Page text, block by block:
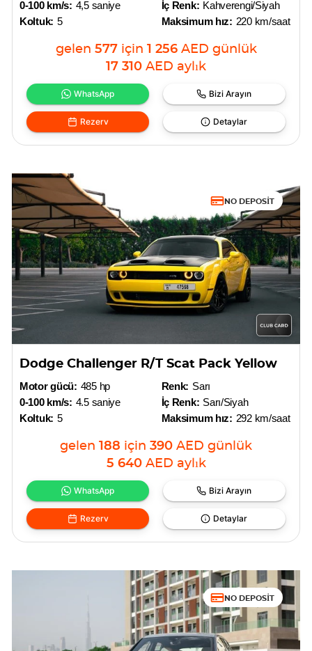
0-100 km/s: 4,5 saniye
Koltuk: 5
İç Renk: Kahverengi/Siyah
Maksimum hız: 220 km/saat
gelen 577 için 1 256 AED günlük
17 310 AED aylık
WhatsApp Bizi Arayın
Rezerv Detaylar
NO DEPOSIT
Dodge Challenger R/T Scat Pack Yellow
Motor gücü: 485 hp
0-100 km/s: 4.5 saniye
Koltuk: 5
Renk: Sarı
İç Renk: Sarı/Siyah
Maksimum hız: 292 km/saat
gelen 188 için 390 AED günlük
5 640 AED aylık
WhatsApp Bizi Arayın
Rezerv Detaylar
NO DEPOSIT